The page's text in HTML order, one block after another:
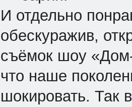
И отдельно
обескуражив,
съёмок шоу
что наше
шокировать. Так